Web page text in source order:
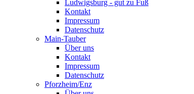
Ludwigsburg - gut zu Fuß
Kontakt
Impressum
Datenschutz
Main-Tauber
Über uns
Kontakt
Impressum
Datenschutz
Pforzheim/Enz